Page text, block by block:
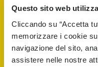
Questo sito web
Cliccando su “Accetta
memorizzare i cookie
navigazione del sito,
assistere nelle nostre
Vibram Events
FiveFingers